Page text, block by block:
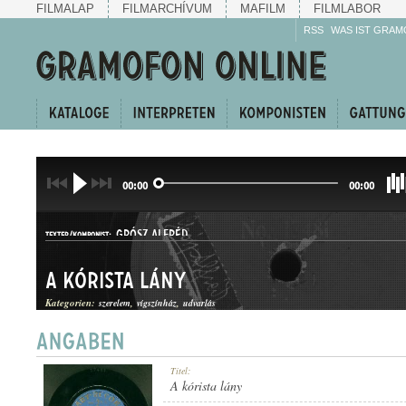
FILMALAP FILMARCHÍVUM MAFILM FILMLABOR
RSS WAS IST
00:00 00:00
TEXTER/KOMPONIST: GRÓSZ ALFRÉD
KUPLÉ
A kórista lány
Kategorien: szerelem vígszínház udvarlás
Titel:
A kórista lány